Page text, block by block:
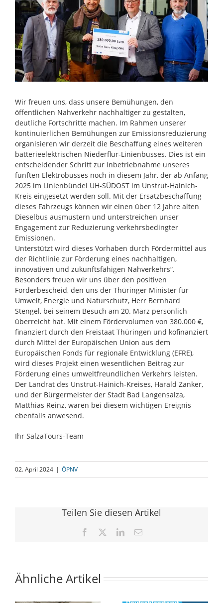
Wir freuen uns, dass unsere Bemühungen, den
öffentlichen Nahverkehr nachhaltiger zu gestalten,
deutliche Fortschritte machen. Im Rahmen unserer
kontinuierlichen Bemühungen zur Emissionsreduzierung
organisieren wir derzeit die Beschaffung eines weiteren
batterieelektrischen Niederflur-Linienbusses. Dies ist ein
entscheidender Schritt zur Inbetriebnahme unseres
fünften Elektrobusses noch in diesem Jahr, der ab Anfang
2025 im Linienbündel UH-SÜDOST im Unstrut-Hainich-
Kreis eingesetzt werden soll. Mit der Ersatzbeschaffung
dieses Fahrzeugs können wir einen über 12 Jahre alten
Dieselbus ausmustern und unterstreichen unser
Engagement zur Reduzierung verkehrsbedingter
Emissionen.
Unterstützt wird dieses Vorhaben durch Fördermittel aus
der Richtlinie zur Förderung eines nachhaltigen,
innovativen und zukunftsfähigen Nahverkehrs“.
Besonders freuen wir uns über den positiven
Förderbescheid, den uns der Thüringer Minister für
Umwelt, Energie und Naturschutz, Herr Bernhard
Stengel, bei seinem Besuch am 20. März persönlich
überreicht hat. Mit einem Fördervolumen von 380.000 €,
finanziert durch den Freistaat Thüringen und kofinanziert
durch Mittel der Europäischen Union aus dem
Europäischen Fonds für regionale Entwicklung (EFRE),
wird dieses Projekt einen wesentlichen Beitrag zur
Förderung eines umweltfreundlichen Verkehrs leisten.
Der Landrat des Unstrut-Hainich-Kreises, Harald Zanker,
und der Bürgermeister der Stadt Bad Langensalza,
Matthias Reinz, waren bei diesem wichtigen Ereignis
ebenfalls anwesend.
Ihr SalzaTours-Team
02. April 2024 | ÖPNV
Teilen Sie diesen Artikel
Facebook LinkedIn
E-
Ähnliche Artikel